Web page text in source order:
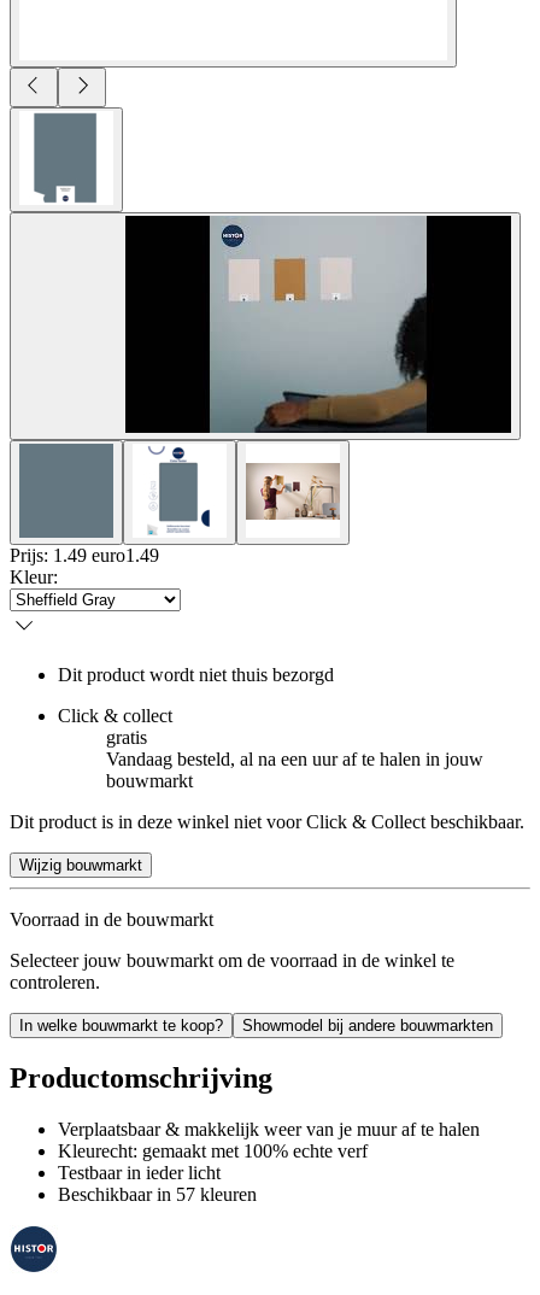
Prijs: 1.49 euro1 .49
Kleur:
Dit product wordt niet thuis bezorgd
Click & collect
gratis
Vandaag besteld, al na een uur af te halen in jouw
bouwmarkt
Dit product is in deze winkel niet voor Click & Collect beschikbaar.
Wijzig bouwmarkt
Voorraad in de bouwmarkt
Selecteer jouw bouwmarkt om de voorraad in de winkel te
controleren.
In welke bouwmarkt te koop? Showmodel bij andere bouwmarkten
Productomschrijving
Verplaatsbaar & makkelijk weer van je muur af te halen
Kleurecht: gemaakt met 100% echte verf
Testbaar in ieder licht
Beschikbaar in 57 kleuren